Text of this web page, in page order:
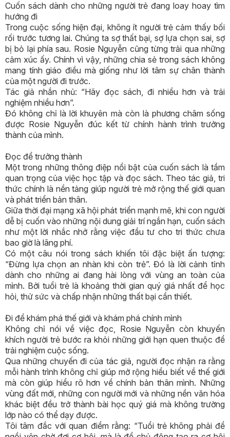
Cuốn sách dành cho những người trẻ đang loay hoay tìm
hướng đi
Trong cuộc sống hiện đại, không ít người trẻ cảm thấy bối
rối trước tương lai. Chúng ta sợ thất bại, sợ lựa chọn sai, sợ
bị bỏ lại phía sau. Rosie Nguyễn cũng từng trải qua những
cảm xúc ấy. Chính vì vậy, những chia sẻ trong sách không
mang tính giáo điều mà giống như lời tâm sự chân thành
của một người đi trước.
Tác giả nhắn nhủ: “Hãy đọc sách, đi nhiều hơn và trải
nghiệm nhiều hơn”.
Đó không chỉ là lời khuyên mà còn là phương châm sống
được Rosie Nguyễn đúc kết từ chính hành trình trưởng
thành của mình.
Đọc để trưởng thành
Một trong những thông điệp nổi bật của cuốn sách là tầm
quan trọng của việc học tập và đọc sách. Theo tác giả, tri
thức chính là nền tảng giúp người trẻ mở rộng thế giới quan
và phát triển bản thân.
Giữa thời đại mạng xã hội phát triển mạnh mẽ, khi con người
dễ bị cuốn vào những nội dung giải trí ngắn hạn, cuốn sách
như một lời nhắc nhở rằng việc đầu tư cho tri thức chưa
bao giờ là lãng phí.
Có một câu nói trong sách khiến tôi đặc biệt ấn tượng:
“Đừng lựa chọn an nhàn khi còn trẻ”. Đó là lời cảnh tỉnh
dành cho những ai đang hài lòng với vùng an toàn của
mình. Bởi tuổi trẻ là khoảng thời gian quý giá nhất để học
hỏi, thử sức và chấp nhận những thất bại cần thiết.
Đi để khám phá thế giới và khám phá chính mình
Không chỉ nói về việc đọc, Rosie Nguyễn còn khuyến
khích người trẻ bước ra khỏi những giới hạn quen thuộc để
trải nghiệm cuộc sống.
Qua những chuyến đi của tác giả, người đọc nhận ra rằng
mỗi hành trình không chỉ giúp mở rộng hiểu biết về thế giới
mà còn giúp hiểu rõ hơn về chính bản thân mình. Những
vùng đất mới, những con người mới và những nền văn hóa
khác biệt đều trở thành bài học quý giá mà không trường
lớp nào có thể dạy được.
Tôi tâm đắc với quan điểm rằng: “Tuổi trẻ không phải để